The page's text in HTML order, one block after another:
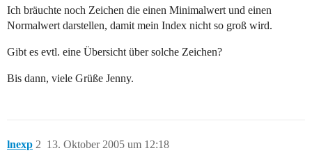
Ich bräuchte noch Zeichen die einen Minimalwert und einen
Normalwert darstellen, damit mein Index nicht so groß wird.
Gibt es evtl. eine Übersicht über solche Zeichen?
Bis dann, viele Grüße Jenny.
lnexp 13. Oktober 2005 um 12:18
2